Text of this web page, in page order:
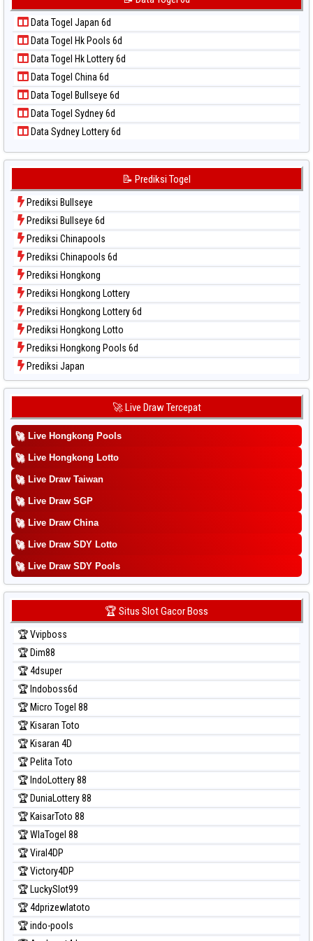
📝 Pola Dasar Taiwan
Data Togel Kuda Lari
Data Togel Magnum Cambodia
Data Togel Nagoya
Data Togel North Carolina Day
Data Togel Pcso
Data Togel Sao Paulo
Data Togel Singapore
Data Togel Sydney
Data Togel Sydney Lottery
Data Togel Sydney Lottery 6d
Data Togel Sydney Lotto
Data Togel Sydney Pools 6d
Data Togel Taipei
Data Togel Taiwan
Data Togel Japan 6d
Data Togel Hk Pools 6d
Data Togel Hk Lottery 6d
Data Togel China 6d
Data Togel Bullseye 6d
Data Togel Sydney 6d
Data Sydney Lottery 6d
📝 Prediksi Togel
Prediksi Bullseye
Prediksi Bullseye 6d
Prediksi Chinapools
Prediksi Chinapools 6d
Prediksi Hongkong
Prediksi Hongkong Lottery
Prediksi Hongkong Lottery 6d
Prediksi Hongkong Lotto
Prediksi Hongkong Pools 6d
Prediksi Japan
Prediksi Japan 6d
Prediksi Kuda Lari
Prediksi Magnum Cambodia
Prediksi Nagoya
Prediksi North Carolina Day
Prediksi Singapore
Prediksi Sydney
Prediksi Sydney Lottery
Prediksi Sydney Lottery 6d
Prediksi Sydney Lotto
Prediksi Sydney Pools 6d
Prediksi Taipei
Prediksi Taiwan
🚀 Live Draw Tercepat
🚀 Live Hongkong Pools
🚀 Live Hongkong Lotto
🚀 Live Draw Taiwan
🚀 Live Draw SGP
🚀 Live Draw China
🚀 Live Draw SDY Lotto
🚀 Live Draw SDY Pools
🏆 Situs Slot Gacor Boss
🏆 Vvipboss
🏆 Dim88
🏆 4dsuper
🏆 Indoboss6d
🏆 Micro Togel 88
🏆 Kisaran Toto
🏆 Kisaran 4D
🏆 Pelita Toto
🏆 IndoLottery 88
🏆 DuniaLottery 88
🏆 KaisarToto 88
🏆 WlaTogel 88
🏆 Viral4DP
🏆 Victory4DP
🏆 LuckySlot99
🏆 4dprizewlatoto
🏆 indo-pools